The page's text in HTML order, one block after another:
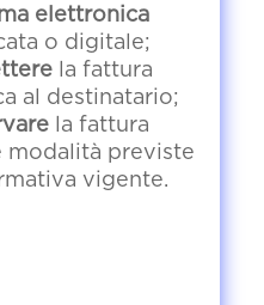
elettronica
o digitale;
la fattura
al destinatario;
la fattura
modalità previste
vigente.